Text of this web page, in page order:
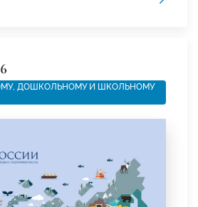
ДОШКОЛЬНОМУ И ШКОЛЬНОМУ